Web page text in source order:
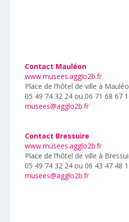
Contact Mauléon
www.musees.agglo2b.fr
Place de l’hôtel de ville à
05 49 74 32 24 ou 06 71 68 67
musees@agglo2b.fr
Contact Bressuire
www.musees.agglo2b.fr
Place de l’hôtel de ville à
05 49 74 32 24 ou 06 43 47 48
musees@agglo2b.fr